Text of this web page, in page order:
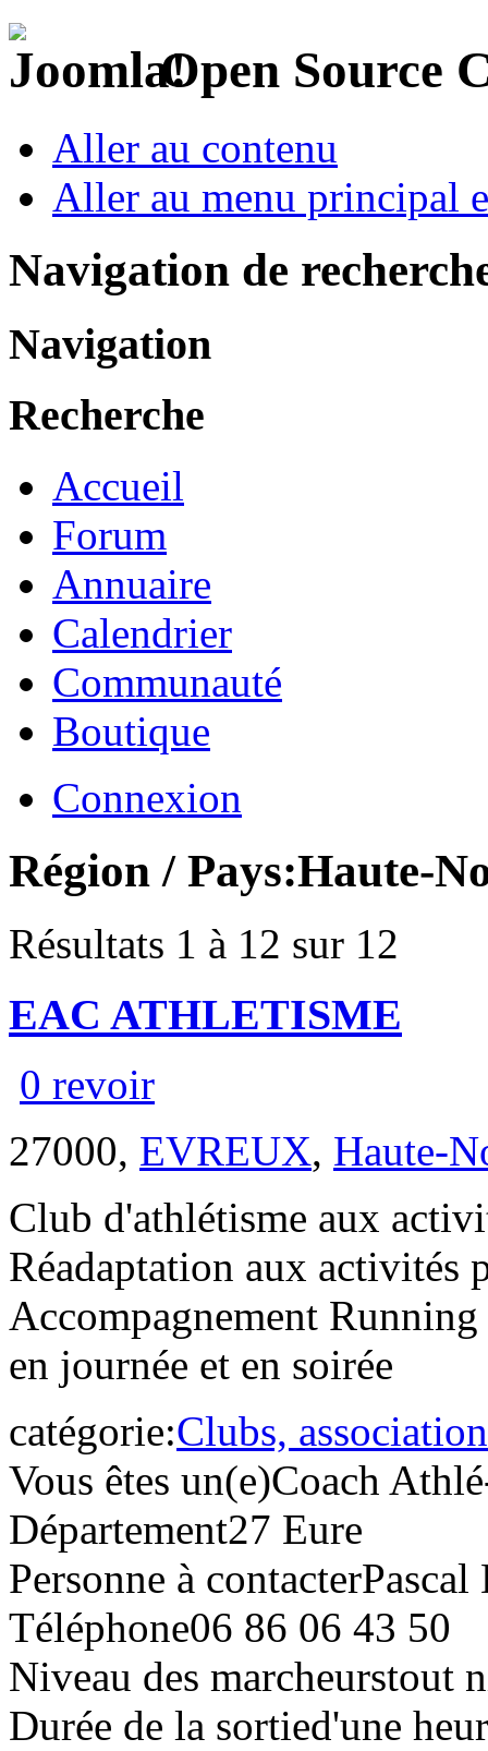
Open Source
Aller au contenu
Aller au menu principal
Navigation de
Navigation
Recherche
Accueil
Forum
Annuaire
Calendrier
Communauté
Boutique
Connexion
Région / Pays:Haute-
Résultats 1 à 12 sur 12
EAC ATHLETISME
0 revoir
27000, EVREUX, Haute-
Club d'athlétisme aux
Réadaptation aux activités
Accompagnement
en journée et en soirée
catégorie:Clubs,
Vous êtes un(e)Coach
Département27 Eure
Personne à contacter
Téléphone06 86 06 43 50
Niveau des marcheurstout
Durée de la sortied'une